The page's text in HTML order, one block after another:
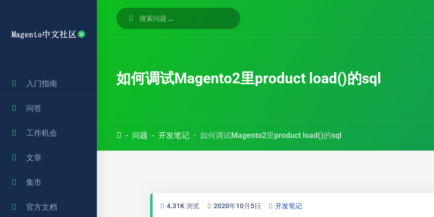
入门指南
问答
工作机会
文章
集市
官方文档
如何调试Magento2里product load()的sql
问题 开发笔记 如何调试Magento2里product load()的sql
4.31K 浏览 2020年10月5日 开发笔记